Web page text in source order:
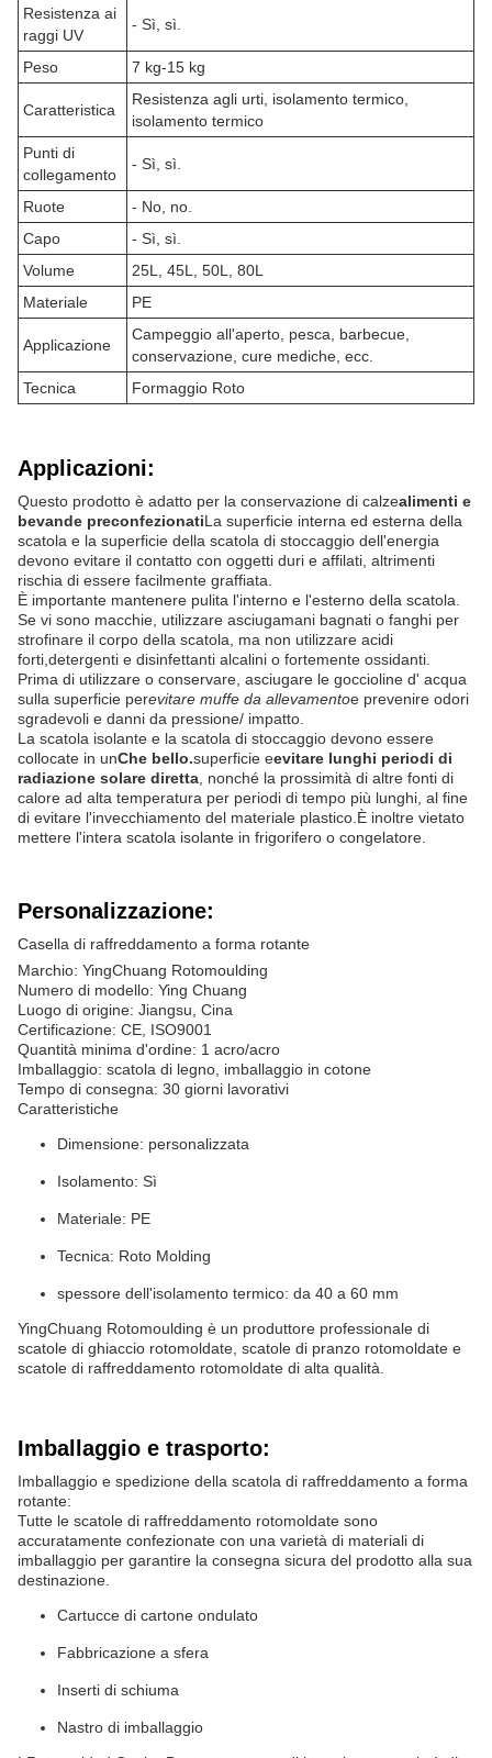
Resistenza ai
raggi UV
- Sì, sì.
Peso 7 kg-15 kg
Caratteristica
Resistenza agli urti, isolamento termico,
isolamento termico
Punti di
collegamento
- Sì, sì.
Ruote
- No, no.
Capo
- Sì, sì.
Volume
25L, 45L, 50L, 80L
Materiale
PE
Applicazione
Campeggio all'aperto, pesca, barbecue,
conservazione, cure mediche, ecc.
Tecnica
Formaggio Roto
Applicazioni:
Questo prodotto è adatto per la conservazione di calzealimenti e
bevande preconfezionatiLa superficie interna ed esterna della
scatola e la superficie della scatola di stoccaggio dell'energia
devono evitare il contatto con oggetti duri e affilati, altrimenti
rischia di essere facilmente graffiata.
È importante mantenere pulita l'interno e l'esterno della scatola.
Se vi sono macchie, utilizzare asciugamani bagnati o fanghi per
strofinare il corpo della scatola, ma non utilizzare acidi
forti,detergenti e disinfettanti alcalini o fortemente ossidanti.
Prima di utilizzare o conservare, asciugare le goccioline d' acqua
sulla superficie perevitare muffe da allevamentoe prevenire odori
sgradevoli e danni da pressione/ impatto.
La scatola isolante e la scatola di stoccaggio devono essere
collocate in unChe bello.superficie eevitare lunghi periodi di
radiazione solare diretta , nonché la prossimità di altre fonti di
calore ad alta temperatura per periodi di tempo più lunghi, al fine
di evitare l'invecchiamento del materiale plastico.È inoltre vietato
mettere l'intera scatola isolante in frigorifero o congelatore.
Personalizzazione:
Casella di raffreddamento a forma rotante
Marchio: YingChuang Rotomoulding
Numero di modello: Ying Chuang
Luogo di origine: Jiangsu, Cina
Certificazione: CE, ISO9001
Quantità minima d'ordine: 1 acro/acro
Imballaggio: scatola di legno, imballaggio in cotone
Tempo di consegna: 30 giorni lavorativi
Caratteristiche
Dimensione: personalizzata
Isolamento: Sì
Materiale: PE
Tecnica: Roto Molding
spessore dell'isolamento termico: da 40 a 60 mm
YingChuang Rotomoulding è un produttore professionale di
scatole di ghiaccio rotomoldate, scatole di pranzo rotomoldate e
scatole di raffreddamento rotomoldate di alta qualità.
Imballaggio e trasporto:
Imballaggio e spedizione della scatola di raffreddamento a forma
rotante:
Tutte le scatole di raffreddamento rotomoldate sono
accuratamente confezionate con una varietà di materiali di
imballaggio per garantire la consegna sicura del prodotto alla sua
destinazione.
Cartucce di cartone ondulato
Fabbricazione a sfera
Inserti di schiuma
Nastro di imballaggio